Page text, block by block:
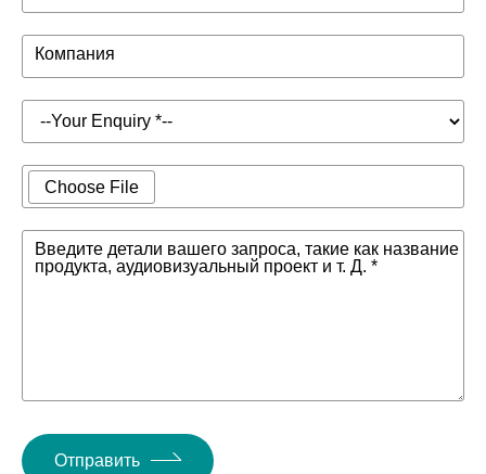
Компания
Choose File
Введите детали вашего запроса, такие как название
продукта, аудиовизуальный проект и т. Д. *
Отправить